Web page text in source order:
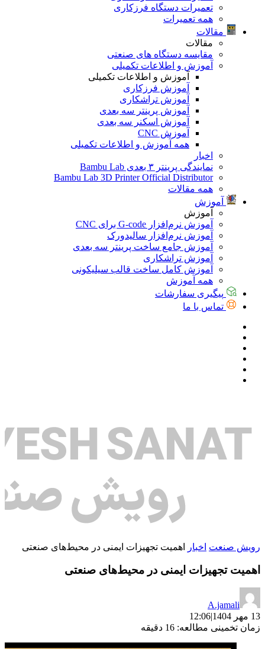
تعمیرات دستگاه فرزکاری
همه تعمیرات
مقالات
مقالات
مقایسه دستگاه های صنعتی
آموزش و اطلاعات تکمیلی
آموزش و اطلاعات تکمیلی
آموزش فرزکاری
آموزش تراشکاری
آموزش پرینتر سه بعدی
آموزش اسکنر سه بعدی
آموزش CNC
همه آموزش و اطلاعات تکمیلی
اخبار
نمایندگی پرینتر ۳ بعدی Bambu Lab
Bambu Lab 3D Printer Official Distributor
همه مقالات
آموزش
آموزش
آموزش نرم‌افزار G-code برای CNC
آموزش نرم‌افزار سالیدورک
آموزش جامع ساخت پرینتر سه بعدی
آموزش تراشکاری
آموزش کامل ساخت قالب سیلیکونی
همه آموزش
پیگیری سفارشات
تماس با ما
رویش صنعت اخبار اهمیت تجهیزات ایمنی در محیط‌های صنعتی
اهمیت تجهیزات ایمنی در محیط‌های صنعتی
A.jamali
13 مهر 1404
|
12:06
زمان تخمینی مطالعه: 16 دقیقه